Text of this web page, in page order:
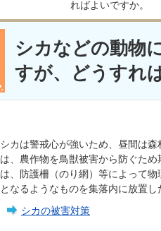
ればよいですか。
シカなどの動物
すが、どうすれ
シカは警戒心が強いため、昼間は
は、農作物を鳥獣被害から防ぐた
は、防護柵（のり網）等によって
となるようなものを集落内に放置
シカの被害対策